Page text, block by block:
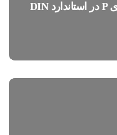
P460NL1 و دیگر ورق‌های سری P در استاندارد DIN